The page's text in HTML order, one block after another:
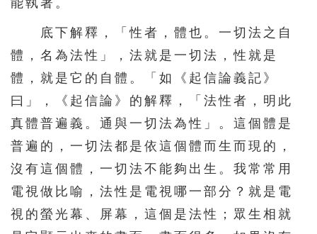
能執著。
底下解釋，「性者，體也。一切法之自
體，名為法性」，法就是一切法，性就是
體，就是它的自體。「如《起信論義記》
曰」，《起信論》的解釋，「法性者，明此
真體普遍義。通與一切法為性」。這個體是
普遍的，一切法都是依這個體而生而現的，
沒有這個體，一切法不能夠出生。我常常用
電視做比喻，法性是電視哪一部分？就是電
視的螢光幕、屏幕，這個是法性；眾生相就